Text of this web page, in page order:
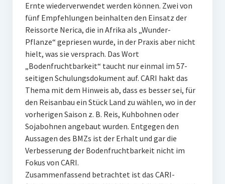
Ernte wiederverwendet werden können. Zwei von
fünf Empfehlungen beinhalten den Einsatz der
Reissorte Nerica, die in Afrika als „Wunder-
Pflanze“ gepriesen wurde, in der Praxis aber nicht
hielt, was sie versprach. Das Wort
„Bodenfruchtbarkeit“ taucht nur einmal im 57-
seitigen Schulungsdokument auf. CARI hakt das
Thema mit dem Hinweis ab, dass es besser sei, für
den Reisanbau ein Stück Land zu wählen, wo in der
vorherigen Saison z. B. Reis, Kuhbohnen oder
Sojabohnen angebaut wurden. Entgegen den
Aussagen des BMZs ist der Erhalt und gar die
Verbesserung der Bodenfruchtbarkeit nicht im
Fokus von CARI.
Zusammenfassend betrachtet ist das CARI-